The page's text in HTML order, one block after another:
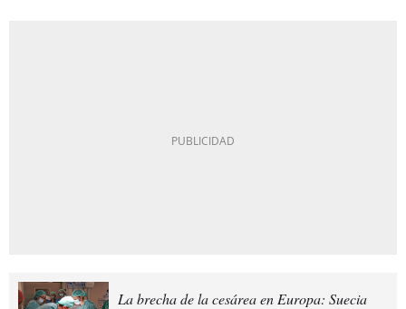
La brecha de la cesárea en Europa: Suecia